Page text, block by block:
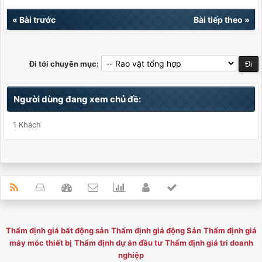
« Bài trước Bài tiếp theo»
Đi tới chuyên mục:
Người dùng đang xem chủ đề:
1 Khách
Thẩm định giá bất động sản Thẩm định giá động Sản Thẩm định giá
máy móc thiết bị Thẩm định dự án đầu tư Thẩm định giá tri doanh
nghiệp